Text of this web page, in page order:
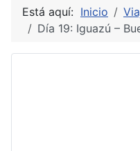
Está aquí: Inicio
Día 19: Iguazú –